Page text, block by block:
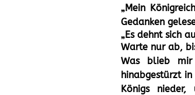
„Mein
Gedanken
„Es dehnt sich
Warte nur ab,
Was blieb
hinabgestürzt
Königs